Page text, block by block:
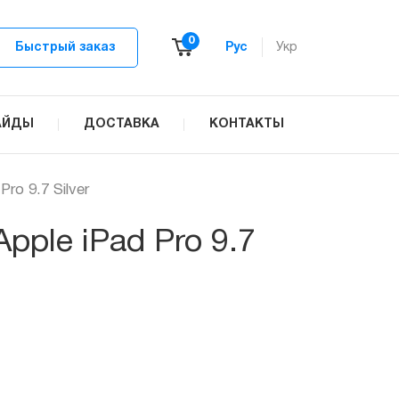
Быстрый заказ
0
Рус Укр
ДОСТАВКА КОНТАКТЫ
9.7 Silver
iPad Pro 9.7